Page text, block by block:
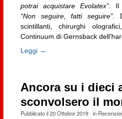
potrai acquistare Evolatex”.
Il
“Non seguire, fatti seguire”.
scintillanti, chirurghi
Continuum di Gernsback
Leggi →
Ancora su i dieci
sconvolsero il
Pubblicato il20 Ottobre 2019· in